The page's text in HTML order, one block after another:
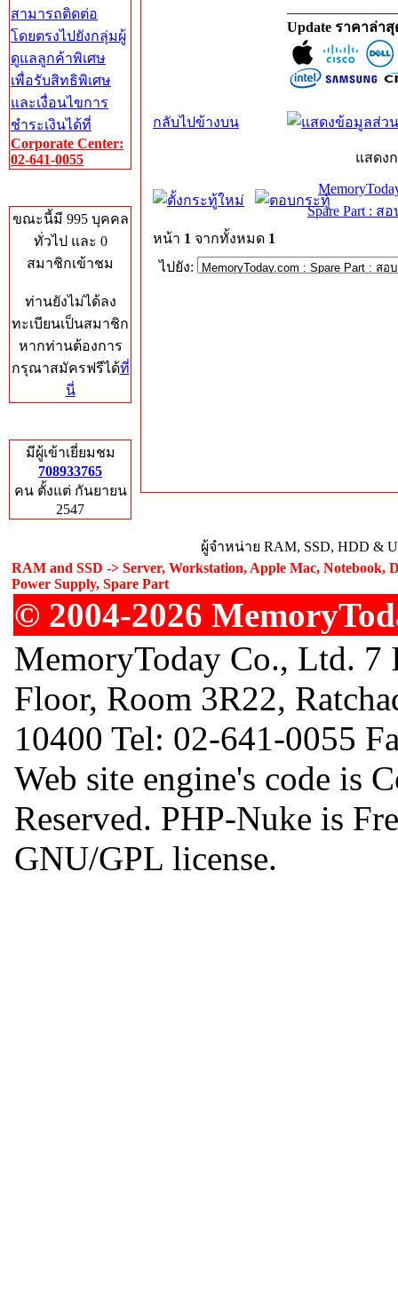
สามารถติดต่อ
โดยตรงไปยังกลุ่มผู้
ดูแลลูกค้าพิเศษ
เพื่อรับสิทธิพิเศษ
และเงื่อนไขการ
ชำระเงินได้ที่
Corporate Center:
02-641-0055
ขณะนี้มี 995 บุคคล
ทั่วไป และ 0
สมาชิกเข้าชม
ท่านยังไม่ได้ลง
ทะเบียนเป็นสมาชิก
หากท่านต้องการ
กรุณาสมัครฟรีได้ที่
นี่
มีผู้เข้าเยี่ยมชม
708933765
คน ตั้งแต่ กันยายน
2547
Update ราคาล่า
กลับไปข้างบน
แสดง
Spare Part : ส
หน้า 1 จากทั้งหมด 1
ไปยัง:
ผู้จำหน่าย RAM, SSD, HDD &
RAM and SSD -> Server, Workstation, Apple Mac, Notebook,
Power Supply, Spare Part
© 2004-2026
MemoryToday Co., Ltd.
Floor, Room 3R22,
10400 Tel: 02-641-0055
Web site engine's code is
Reserved. PHP-Nuke is
GNU/GPL license.